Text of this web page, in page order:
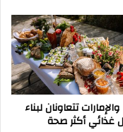
تتعاونان لبناء
غذائي أكثر صحة